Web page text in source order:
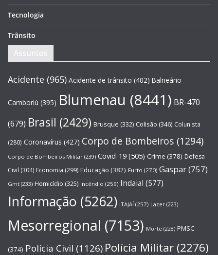
Tecnologia
Trânsito
Assuntos
Acidente (965) Acidente de trânsito (402) Balneário
Camboriú (395) Blumenau (8441) BR-470
(679) Brasil (2429) Brusque (332) Colisão (346) Colunista
(280) Coronavírus (427) Corpo de Bombeiros (1294)
Corpo de Bombeiros Militar (239) Covid-19 (505) Crime (378) Defesa
Civil (304) Economia (299) Educação (382) Furto (270) Gaspar(757)
Gmt (233) Homicídio (325) Incêndio (259) Indaial (577)
Informação (5262) ITAJAÍ (257) Lazer (223)
Mesorregional (7153) Morte (228) PMSC
(374) Polícia Civil (1126) Polícia Militar (2276)